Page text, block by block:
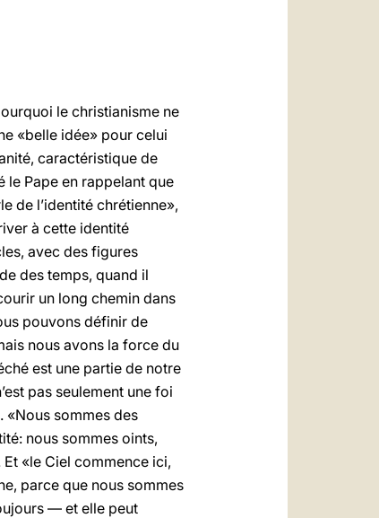
le christianisme ne
«belle idée» pour celui
caractéristique de
le Pape en rappelant que
de l’identité chrétienne»,
à cette identité
avec des figures
des temps, quand il
un long chemin dans
pouvons définir de
nous avons la force du
est une partie de notre
pas seulement une foi
«Nous sommes des
nous sommes oints,
«le Ciel commence ici,
parce que nous sommes
— et elle peut